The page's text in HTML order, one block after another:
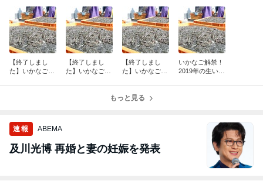
【終了しまし
た】いかなご解
【終了しまし
た】いかなご解
【終了しまし
た】いかなご解
約受付スタート
いかなご解禁！
2019年の生いか
もっと見る
速報 ABEMA
及川光博 再婚と妻の妊娠を発表